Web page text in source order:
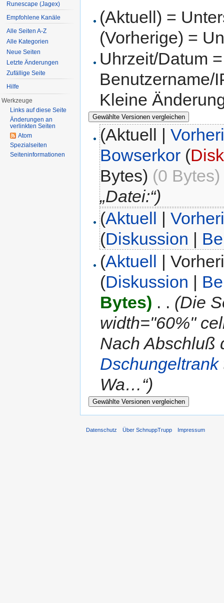
(Aktuell) =
(Vorherige) =
Uhrzeit/Datum
Benutzername/
Kleine
(Aktuell |
Bowserkor (
Bytes) (0 Bytes)
„Datei:“)
(Aktuell |
(Diskussion |
(Aktuell |
(Diskussion |
Bytes) . . (Die
width="60%"
Nach Abschluß
Dschungeltrank
Wa…“)
Runescape (Jagex)
Empfohlene Kanäle
Alle Seiten A-Z
Alle Kategorien
Neue Seiten
Letzte Änderungen
Zufällige Seite
Hilfe
Werkzeuge
Links auf diese Seite
Änderungen an
verlinkten Seiten
Atom
Spezialseiten
Seiteninformationen
Datenschutz Über SchnuppTrupp Impressum